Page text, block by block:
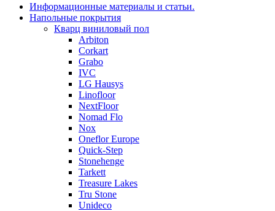
Информационные материалы и статьи.
Напольные покрытия
Кварц виниловый пол
Arbiton
Corkart
Grabo
IVC
LG Hausys
Linofloor
NextFloor
Nomad Flo
Nox
Oneflor Europe
Quick-Step
Stonehenge
Tarkett
Treasure Lakes
Tru Stone
Unideco